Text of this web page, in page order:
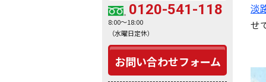
淡
せ
0120-541-118
8:00～18:00
（水曜日定休）
お問い合わせフォーム